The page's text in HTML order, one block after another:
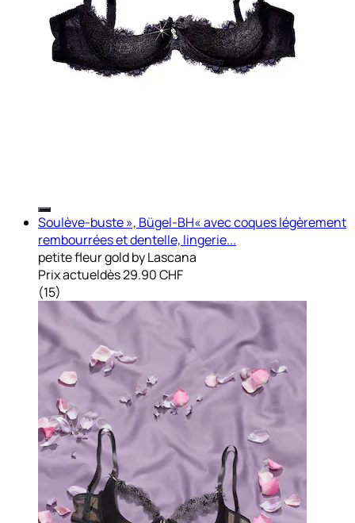
Soulève-buste », Bügel-BH« avec coques légèrement
rembourrées et dentelle, lingerie...
petite fleur gold by Lascana
Prix actueldès29.90 CHF
(15)